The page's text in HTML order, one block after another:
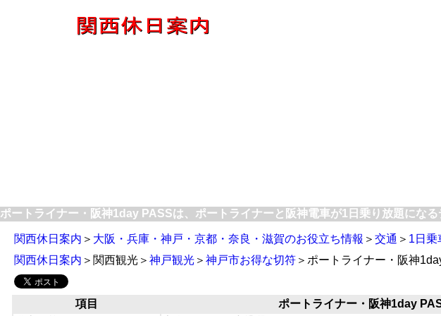
ポートライナー・阪神1day PASSは、ポートライナーと阪神電車が1日乗り放題にな
関西休日案内 ＞ 大阪・兵庫・神戸・京都・奈良・滋賀のお役立ち情報 ＞ 交通 ＞ 1日乗
関西休日案内 ＞関西観光＞ 神戸観光 ＞ 神戸市お得な切符 ＞ポートライナー・阪神
項目
ポートライナー・阪神1day